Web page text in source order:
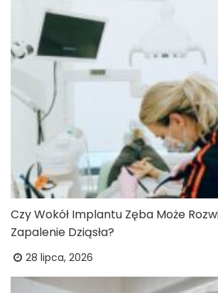
Czy Wokół Implantu Zęba Może
Zapalenie Dziąsła?
28 lipca, 2026